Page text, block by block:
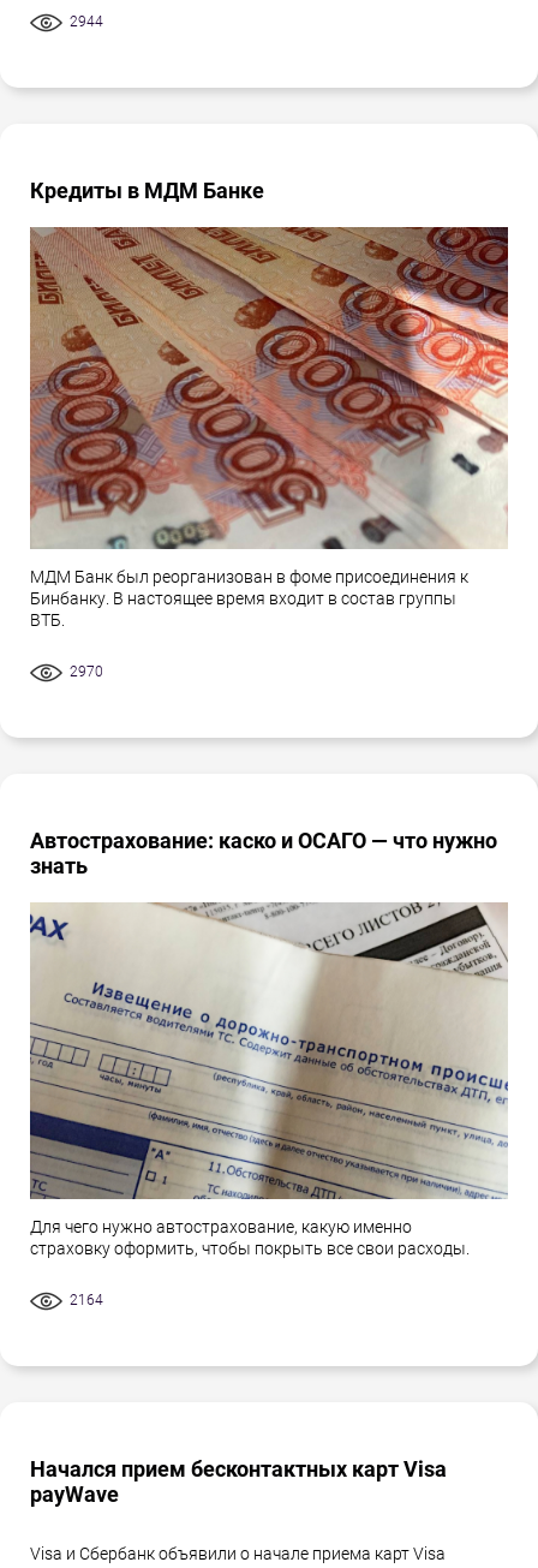
2944
Кредиты в МДМ Банке
МДМ Банк был реорганизован в фоме присоединения к
Бинбанку. В настоящее время входит в состав группы
ВТБ.
2970
Автострахование: каско и ОСАГО — что нужно
знать
Для чего нужно автострахование, какую именно
страховку оформить, чтобы покрыть все свои расходы.
2164
Начался прием бесконтактных карт Visa
payWave
Visa и Сбербанк объявили о начале приема карт Visa